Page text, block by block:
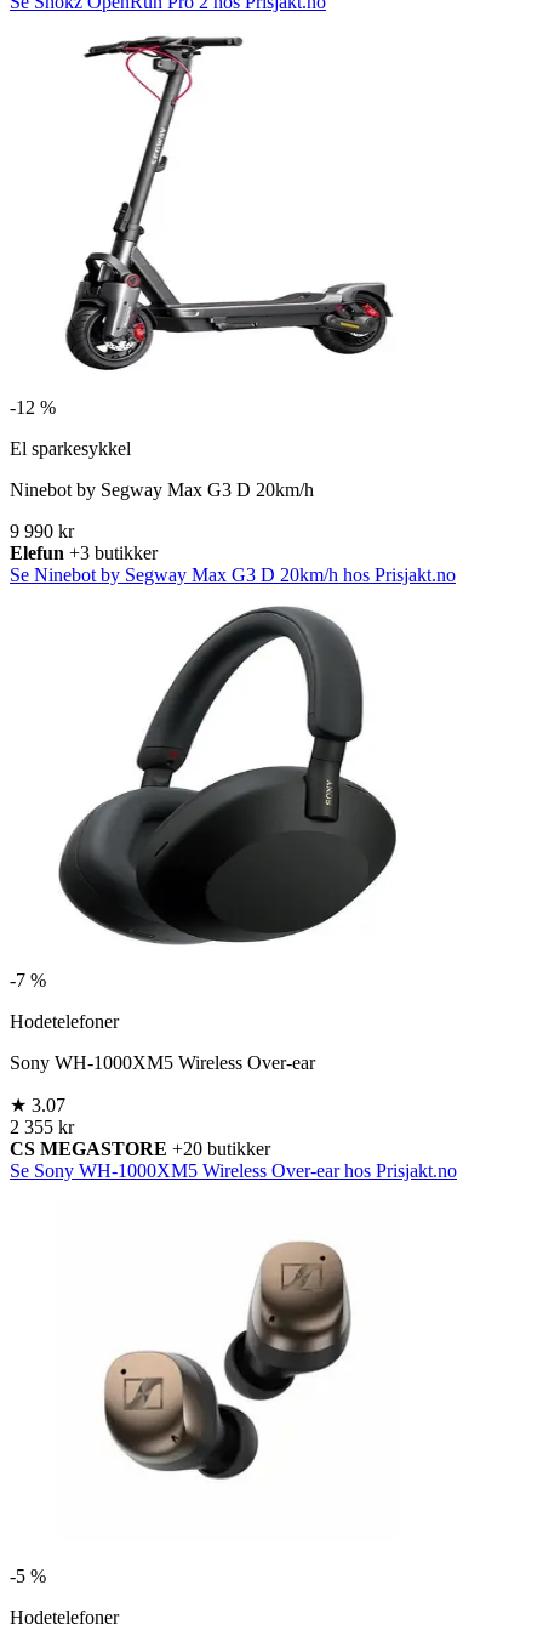
-12 %
El sparkesykkel
Ninebot by Segway Max G3 D 20km/h
9 990 kr
Elefun +3 butikker
Se Ninebot by Segway Max G3 D 20km/h hos Prisjakt.no
-7 %
Hodetelefoner
Sony WH-1000XM5 Wireless Over-ear
★ 3.07
2 355 kr
CS MEGASTORE +20 butikker
Se Sony WH-1000XM5 Wireless Over-ear hos Prisjakt.no
-5 %
Hodetelefoner